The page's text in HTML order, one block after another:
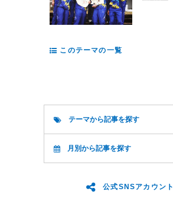
このテーマの一覧
テーマから記事を探す
月別から記事を探す
公式SNSアカウント